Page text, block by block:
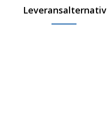
Leveransalternativ